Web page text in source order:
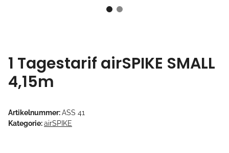
1 Tagestarif airSPIKE SMALL
4,15m
Artikelnummer:ASS 41
Kategorie:airSPIKE